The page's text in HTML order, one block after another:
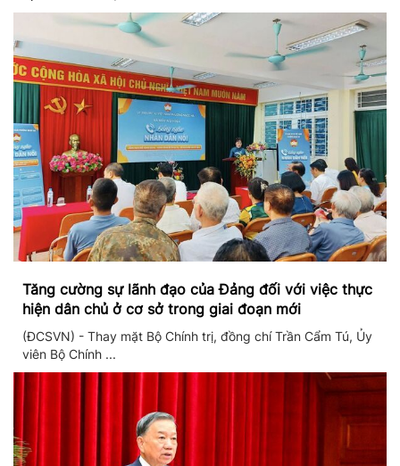
Tăng cường sự lãnh đạo của Đảng đối với việc thực
hiện dân chủ ở cơ sở trong giai đoạn mới
(ĐCSVN) - Thay mặt Bộ Chính trị, đồng chí Trần Cẩm Tú, Ủy
viên Bộ Chính ...